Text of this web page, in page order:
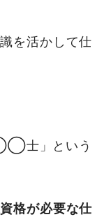
を活かして仕
士」という
格が必要な仕